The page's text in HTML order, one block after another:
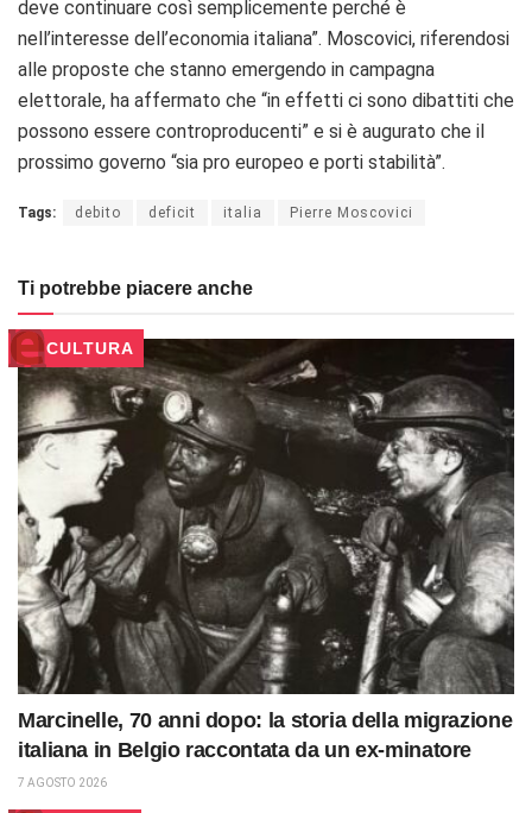
deve continuare così semplicemente perché è
nell’interesse dell’economia italiana”. Moscovici, riferendosi
alle proposte che stanno emergendo in campagna
elettorale, ha affermato che “in effetti ci sono dibattiti che
possono essere controproducenti” e si è augurato che il
prossimo governo “sia pro europeo e porti stabilità”.
Tags: debito deficit italia Pierre Moscovici
Ti potrebbe piacere anche
CULTURA
Marcinelle, 70 anni dopo: la storia della migrazione
italiana in Belgio raccontata da un ex-minatore
7 AGOSTO 2026